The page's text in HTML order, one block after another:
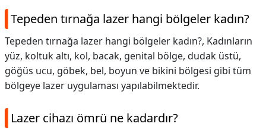
Tepeden tırnağa lazer hangi bölgeler kadın?
Tepeden tırnağa lazer hangi bölgeler kadın?, Kadınların
yüz, koltuk altı, kol, bacak, genital bölge, dudak üstü,
göğüs ucu, göbek, bel, boyun ve bikini bölgesi gibi tüm
bölgeye lazer uygulaması yapılabilmektedir.
Lazer cihazı ömrü ne kadardır?